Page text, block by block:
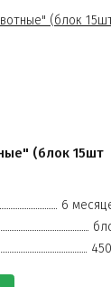
(блок 15шт
6